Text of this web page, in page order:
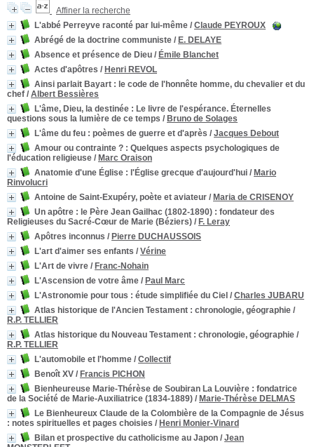
Affiner la recherche
L'abbé Perreyve raconté par lui-même / Claude PEYROUX
Abrégé de la doctrine communiste / E. DELAYE
Absence et présence de Dieu / Émile Blanchet
Actes d'apôtres / Henri REVOL
Ainsi parlait Bayart : le code de l'honnête homme, du chevalier et du
chef / Albert Bessières
L'âme, Dieu, la destinée : Le livre de l'espérance. Éternelles
questions sous la lumière de ce temps / Bruno de Solages
L'âme du feu : poèmes de guerre et d'après / Jacques Debout
Amour ou contrainte ? : Quelques aspects psychologiques de
l'éducation religieuse / Marc Oraison
Anatomie d'une Église : l'Église grecque d'aujourd'hui / Mario
Rinvolucri
Antoine de Saint-Exupéry, poète et aviateur / Maria de CRISENOY
Un apôtre : le Père Jean Gailhac (1802-1890) : fondateur des
Religieuses du Sacré-Cœur de Marie (Béziers) / F. Leray
Apôtres inconnus / Pierre DUCHAUSSOIS
L'art d'aimer ses enfants / Vérine
L'Art de vivre / Franc-Nohain
L'Ascension de votre âme / Paul Marc
L'Astronomie pour tous : étude simplifiée du Ciel / Charles JUBARU
Atlas historique de l'Ancien Testament : chronologie, géographie /
R.P. TELLIER
Atlas historique du Nouveau Testament : chronologie, géographie /
R.P. TELLIER
L'automobile et l'homme / Collectif
Benoît XV / Francis PICHON
Bienheureuse Marie-Thérèse de Soubiran La Louvière : fondatrice
de la Société de Marie-Auxiliatrice (1834-1889) / Marie-Thérèse DELMAS
Le Bienheureux Claude de la Colombière de la Compagnie de Jésus
: notes spirituelles et pages choisies / Henri Monier-Vinard
Bilan et prospective du catholicisme au Japon / Jean